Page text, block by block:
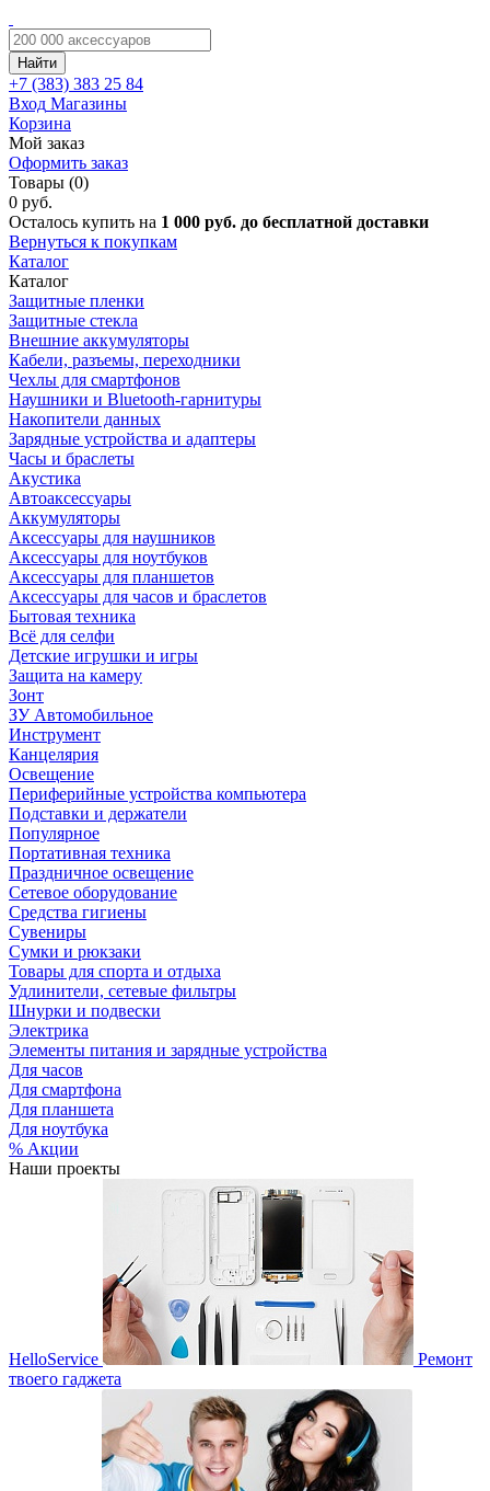
Найти
+7 (383) 383 25 84
Вход Магазины
Корзина
Мой заказ
Оформить заказ
Товары (0)
0 руб.
Осталось купить на 1 000 руб. до бесплатной доставки
Вернуться к покупкам
Каталог
Каталог
Защитные пленки
Защитные стекла
Внешние аккумуляторы
Кабели, разъемы, переходники
Чехлы для смартфонов
Наушники и Bluetooth-гарнитуры
Накопители данных
Зарядные устройства и адаптеры
Часы и браслеты
Акустика
Автоаксессуары
Аккумуляторы
Аксессуары для наушников
Аксессуары для ноутбуков
Аксессуары для планшетов
Аксессуары для часов и браслетов
Бытовая техника
Всё для селфи
Детские игрушки и игры
Защита на камеру
Зонт
ЗУ Автомобильное
Инструмент
Канцелярия
Освещение
Периферийные устройства компьютера
Подставки и держатели
Популярное
Портативная техника
Праздничное освещение
Сетевое оборудование
Средства гигиены
Сувениры
Сумки и рюкзаки
Товары для спорта и отдыха
Удлинители, сетевые фильтры
Шнурки и подвески
Электрика
Элементы питания и зарядные устройства
Для часов
Для смартфона
Для планшета
Для ноутбука
% Акции
Наши проекты
HelloService
Ремонт
твоего гаджета